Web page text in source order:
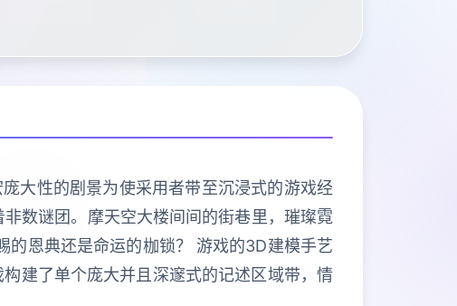
大性的剧景为使采用者带至沉浸式的游戏经
数谜团。摩天空大楼间间的街巷里，璀璨霓
的恩典还是命运的枷锁？ 游戏的3D建模手艺
建了单个庞大并且深邃式的记述区域带，情